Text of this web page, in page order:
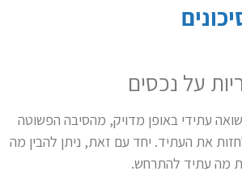
על נכסים
עתידי באופן מדויק, מהסיבה הפשוטה
את העתיד. יחד עם זאת, ניתן להבין מה
מה עתיד להתרחש.